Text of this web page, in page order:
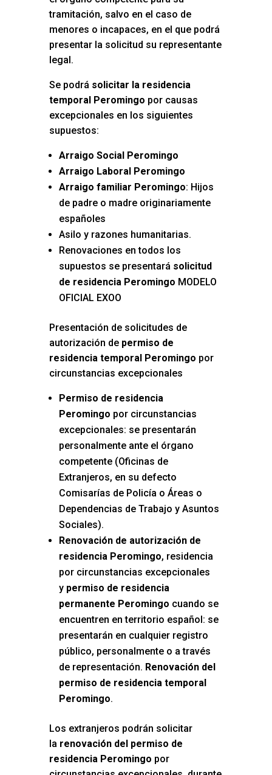
tramitación, salvo en el caso de
menores o incapaces, en el que podrá
presentar la solicitud su representante
legal.
Se podrá solicitar la residencia
temporal Peromingo por causas
excepcionales en los siguientes
supuestos:
Arraigo Social Peromingo
Arraigo Laboral Peromingo
Arraigo familiar Peromingo: Hijos
de padre o madre originariamente
españoles
Asilo y razones humanitarias.
Renovaciones en todos los
supuestos se presentará solicitud
de residencia Peromingo MODELO
OFICIAL EXOO
Presentación de solicitudes de
autorización depermiso de
residencia temporal Peromingo por
circunstancias excepcionales
Permiso de residencia
Peromingo por circunstancias
excepcionales: se presentarán
personalmente ante el órgano
competente (Oficinas de
Extranjeros, en su defecto
Comisarías de Policía o Áreas o
Dependencias de Trabajo y Asuntos
Sociales).
Renovación de autorización de
residencia Peromingo, residencia
por circunstancias excepcionales
y permiso de residencia
permanente Peromingo cuando se
encuentren en territorio español: se
presentarán en cualquier registro
público, personalmente o a través
de representación. Renovación del
permiso de residencia temporal
Peromingo.
Los extranjeros podrán solicitar
la renovación del permiso de
residencia Peromingo por